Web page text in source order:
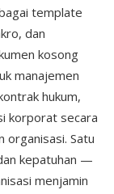
template
dan
kosong
manajemen
hukum,
korporat secara
Satu
kepatuhan —
menjamin